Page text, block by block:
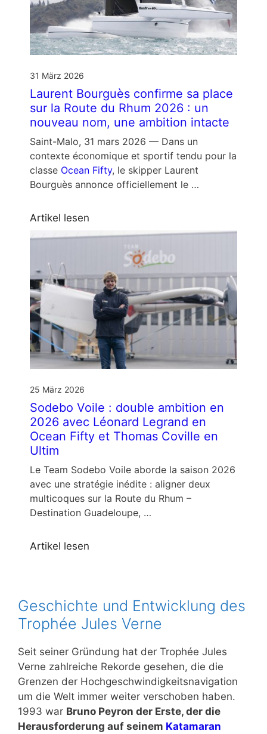
31 März 2026
Laurent Bourguès confirme sa place
sur la Route du Rhum 2026 : un
nouveau nom, une ambition intacte
Saint-Malo, 31 mars 2026 — Dans un
contexte économique et sportif tendu pour la
classe Ocean Fifty, le skipper Laurent
Bourguès annonce officiellement le …
Artikel lesen
25 März 2026
Sodebo Voile : double ambition en
2026 avec Léonard Legrand en
Ocean Fifty et Thomas Coville en
Ultim
Le Team Sodebo Voile aborde la saison 2026
avec une stratégie inédite : aligner deux
multicoques sur la Route du Rhum –
Destination Guadeloupe, …
Artikel lesen
Geschichte und Entwicklung des
Trophée Jules Verne
Seit seiner Gründung hat der Trophée Jules
Verne zahlreiche Rekorde gesehen, die die
Grenzen der Hochgeschwindigkeitsnavigation
um die Welt immer weiter verschoben haben.
1993 war Bruno Peyron der Erste, der die
Herausforderung auf seinem Katamaran